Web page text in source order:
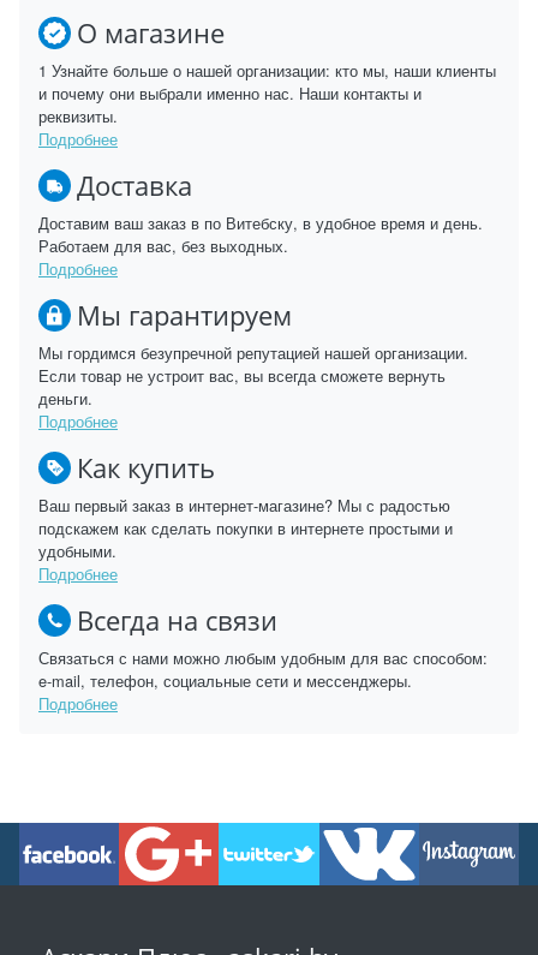
О магазине
1 Узнайте больше о нашей организации: кто мы, наши клиенты
и почему они выбрали именно нас. Наши контакты и
реквизиты.
Подробнее
Доставка
Доставим ваш заказ в по Витебску, в удобное время и день.
Работаем для вас, без выходных.
Подробнее
Мы гарантируем
Мы гордимся безупречной репутацией нашей организации.
Если товар не устроит вас, вы всегда сможете вернуть
деньги.
Подробнее
Как купить
Ваш первый заказ в интернет-магазине? Мы с радостью
подскажем как сделать покупки в интернете простыми и
удобными.
Подробнее
Всегда на связи
Связаться с нами можно любым удобным для вас способом:
e-mail, телефон, социальные сети и мессенджеры.
Подробнее